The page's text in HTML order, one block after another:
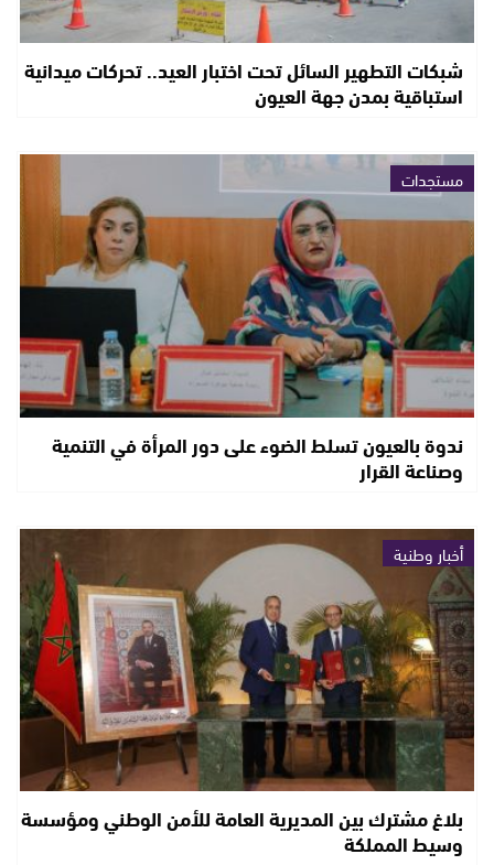
شبكات التطهير السائل تحت اختبار العيد.. تحركات ميدانية
استباقية بمدن جهة العيون
مستجدات
ندوة بالعيون تسلط الضوء على دور المرأة في التنمية
وصناعة القرار
أخبار وطنية
بلاغ مشترك بين المديرية العامة للأمن الوطني ومؤسسة
وسيط المملكة